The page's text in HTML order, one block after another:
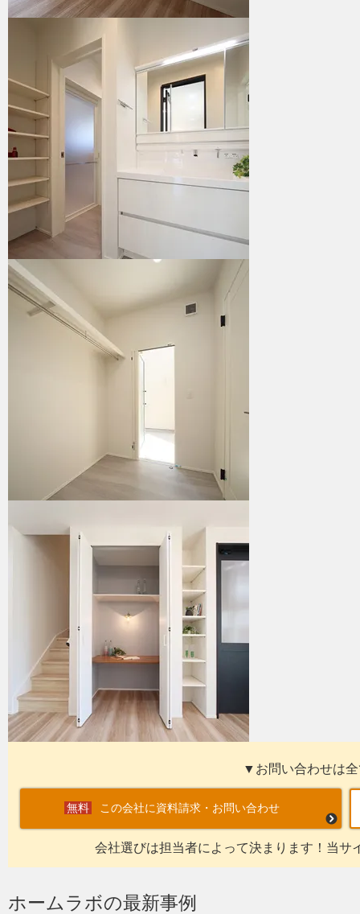
▼お問い合わせは
この会社に資料請求・お問い合わせ
会社選びは担当者によって決まります！当サ
ホームラボの最新事例